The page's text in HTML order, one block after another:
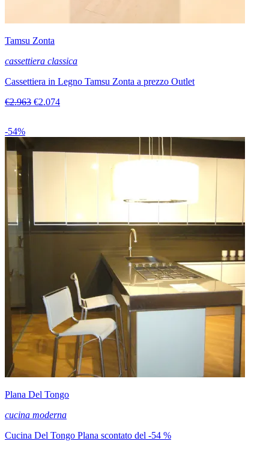
Tamsu Zonta
cassettiera classica
Cassettiera in Legno Tamsu Zonta a prezzo Outlet
€2.963 €2.074
-54%
Plana Del Tongo
cucina moderna
Cucina Del Tongo Plana scontato del -54 %